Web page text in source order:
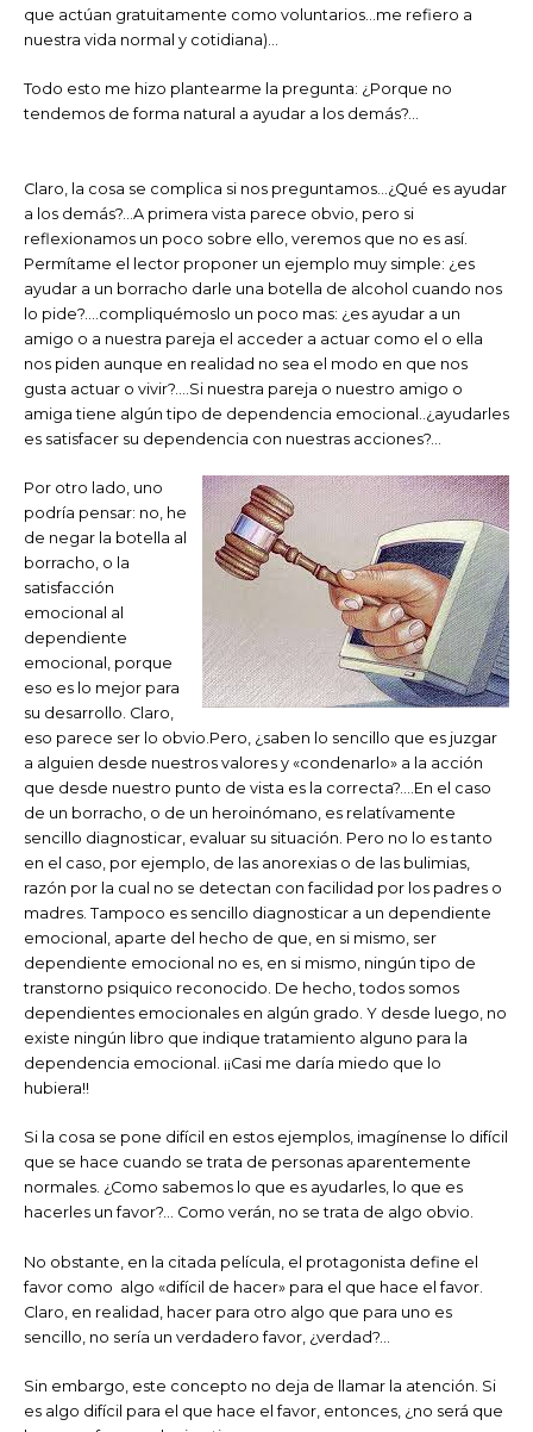
que actúan gratuitamente como voluntarios…me refiero a
nuestra vida normal y cotidiana)…
Todo esto me hizo plantearme la pregunta: ¿Porque no
tendemos de forma natural a ayudar a los demás?…
Claro, la cosa se complica si nos preguntamos…¿Qué es ayudar
a los demás?…A primera vista parece obvio, pero si
reflexionamos un poco sobre ello, veremos que no es así.
Permítame el lector proponer un ejemplo muy simple: ¿es
ayudar a un borracho darle una botella de alcohol cuando nos
lo pide?….compliquémoslo un poco mas: ¿es ayudar a un
amigo o a nuestra pareja el acceder a actuar como el o ella
nos piden aunque en realidad no sea el modo en que nos
gusta actuar o vivir?….Si nuestra pareja o nuestro amigo o
amiga tiene algún tipo de dependencia emocional..¿ayudarles
es satisfacer su dependencia con nuestras acciones?…
Por otro lado, uno
podría pensar: no, he
de negar la botella al
borracho, o la
satisfacción
emocional al
dependiente
emocional, porque
eso es lo mejor para
su desarrollo. Claro,
eso parece ser lo obvio.Pero, ¿saben lo sencillo que es juzgar
a alguien desde nuestros valores y «condenarlo» a la acción
que desde nuestro punto de vista es la correcta?….En el caso
de un borracho, o de un heroinómano, es relatívamente
sencillo diagnosticar, evaluar su situación. Pero no lo es tanto
en el caso, por ejemplo, de las anorexias o de las bulimias,
razón por la cual no se detectan con facilidad por los padres o
madres. Tampoco es sencillo diagnosticar a un dependiente
emocional, aparte del hecho de que, en si mismo, ser
dependiente emocional no es, en si mismo, ningún tipo de
transtorno psiquico reconocido. De hecho, todos somos
dependientes emocionales en algún grado. Y desde luego, no
existe ningún libro que indique tratamiento alguno para la
dependencia emocional. ¡¡Casi me daría miedo que lo
hubiera!!
Si la cosa se pone difícil en estos ejemplos, imagínense lo difícil
que se hace cuando se trata de personas aparentemente
normales. ¿Como sabemos lo que es ayudarles, lo que es
hacerles un favor?… Como verán, no se trata de algo obvio.
No obstante, en la citada película, el protagonista define el
favor como algo «difícil de hacer» para el que hace el favor.
Claro, en realidad, hacer para otro algo que para uno es
sencillo, no sería un verdadero favor, ¿verdad?…
Sin embargo, este concepto no deja de llamar la atención. Si
es algo difícil para el que hace el favor, entonces, ¿no será que